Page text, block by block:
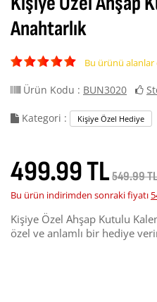
Anahtarlık
Bu ürünü
Ürün Kodu : BUN3020
Kategori : Kişiye Özel Hediye
499.99 TL549.99 TL
Bu ürün indirimden sonraki fiyatı
Kişiye Özel Ahşap Kutulu
özel ve anlamlı bir hediye